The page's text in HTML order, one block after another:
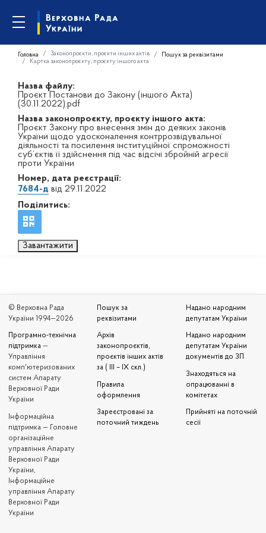
Головна Законопроєкти, проєкти інших актів
Пошук за реквізитами
Картка законопроєкту, проєкту іншого акта
Назва файлу:
Проєкт Постанови до Закону (іншого Акта)
(30.11.2022).pdf
Назва законопроєкту, проєкту іншого акта:
Проєкт Закону про внесення змін до деяких законів
України щодо удосконалення контррозвідувальної
діяльності та посилення інституційної спроможності
суб’єктів її здійснення під час відсічі збройній агресії
проти України
Номер, дата реєстрації:
7684-д від 29.11.2022
Поділитись:
Завантажити
© Верховна Рада
України 1994—2026
Програмно-технічна
підтримка —
Управління
комп'ютеризованих
систем Апарату
Верховної Ради
України
Iнформаційна
підтримка — Головне
організаційне
управління Апарату
Верховної Ради
України,
Інформаційне
управління Апарату
Верховної Ради
України
Пошук за
реквізитами
Архів
законопроєктів,
проєктів інших актів
за ( III – IX скл.)
Правила
оформлення
Зареєстровані за
поточний тиждень
Надано народним
депутатам України
Надано народним
депутатам України
документів до ЗП
Знаходяться на
опрацюванні в
комітетах
Прийняті на поточній
сесії